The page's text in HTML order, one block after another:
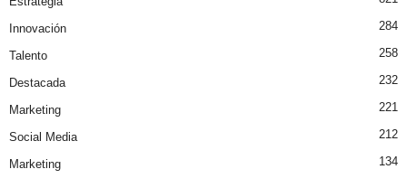
Innovación 284
Talento 258
Destacada 232
Marketing 221
Social Media 212
Marketing 134